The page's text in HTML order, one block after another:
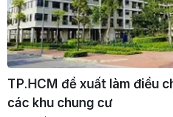
TP.HCM đề xuất làm điều
các khu chung cư